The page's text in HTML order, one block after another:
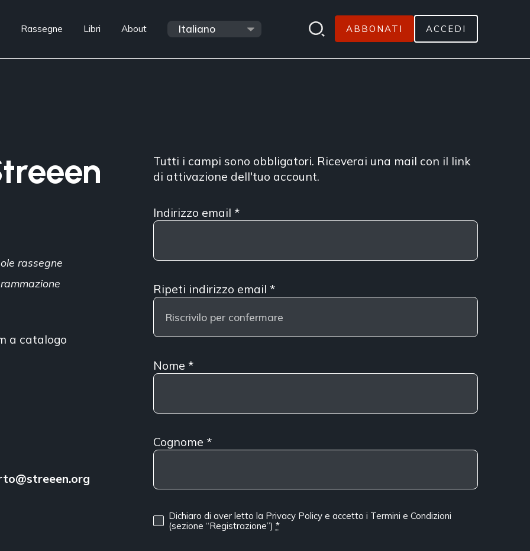
Rassegne Libri About ABBONATI ACCEDI
rassegne
a catalogo
Tutti i campi sono obbligatori. Riceverai una mail con il link
di attivazione dell'tuo account.
Indirizzo email *
Ripeti indirizzo email *
Nome *
Cognome *
Dichiaro di aver letto la Privacy Policye accetto i Termini e Condizioni
(sezione “Registrazione”) *